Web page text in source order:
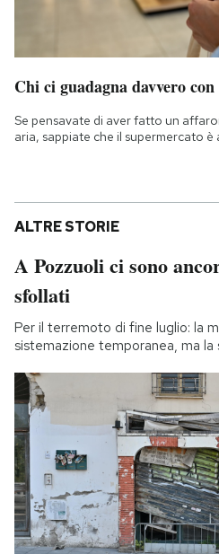
Chi ci guadagna davvero
Se pensavate di aver fatto un
aria, sappiate che il supermercato
ALTRE STORIE
A Pozzuoli ci sono
sfollati
Per il terremoto di fine luglio: la
sistemazione temporanea, ma